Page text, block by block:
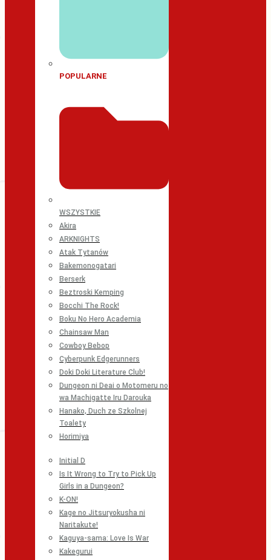
POPULARNE
WSZYSTKIE
Akira
ARKNIGHTS
Atak Tytanów
Bakemonogatari
Berserk
Beztroski Kemping
Bocchi The Rock!
Boku No Hero Academia
Chainsaw Man
Cowboy Bebop
Cyberpunk Edgerunners
Doki Doki Literature Club!
Dungeon ni Deai o Motomeru no
wa Machigatte Iru Darouka
Hanako, Duch ze Szkolnej
Toalety
Horimiya
Initial D
Is It Wrong to Try to Pick Up
Girls in a Dungeon?
K-ON!
Kage no Jitsuryokusha ni
Naritakute!
Kaguya-sama: Love Is War
Kakegurui